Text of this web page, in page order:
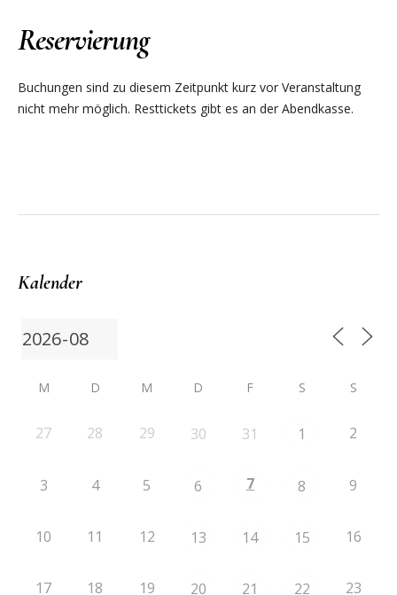
Reservierung
Buchungen sind zu diesem Zeitpunkt kurz vor Veranstaltung
nicht mehr möglich. Resttickets gibt es an der Abendkasse.
Kalender
M D M D F S S
27 28 29 30 31 1 2
3 4 5 6 7 8 9
10 11 12 13 14 15 16
17 18 19 20 21 22 23